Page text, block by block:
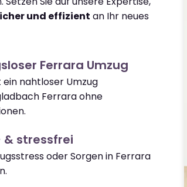
und effizient an Ihr neues
Ferrara Umzug
nahtloser Umzug
Ferrara ohne
& stressfrei
oder Sorgen in Ferrara